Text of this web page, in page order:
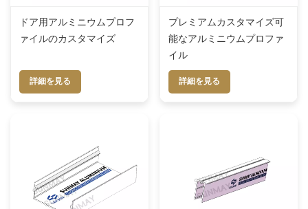
ドア用アルミニウムプロフ
ァイルのカスタマイズ
詳細を見る
プレミアムカスタマイズ可
能なアルミニウムプロファ
イル
詳細を見る